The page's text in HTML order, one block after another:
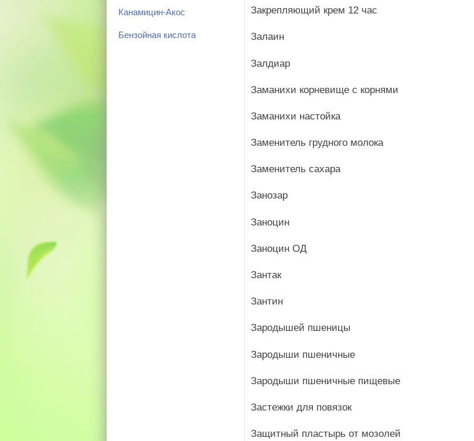
Канамицин-Акос
Бензойная кислота
Закрепляющий крем 12 час
Залаин
Залдиар
Заманихи корневище с корнями
Заманихи настойка
Заменитель грудного молока
Заменитель сахара
Занозар
Заноцин
Заноцин ОД
Зантак
Зантин
Зародышей пшеницы
Зародыши пшеничные
Зародыши пшеничные пищевые
Застежки для повязок
Защитный пластырь от мозолей